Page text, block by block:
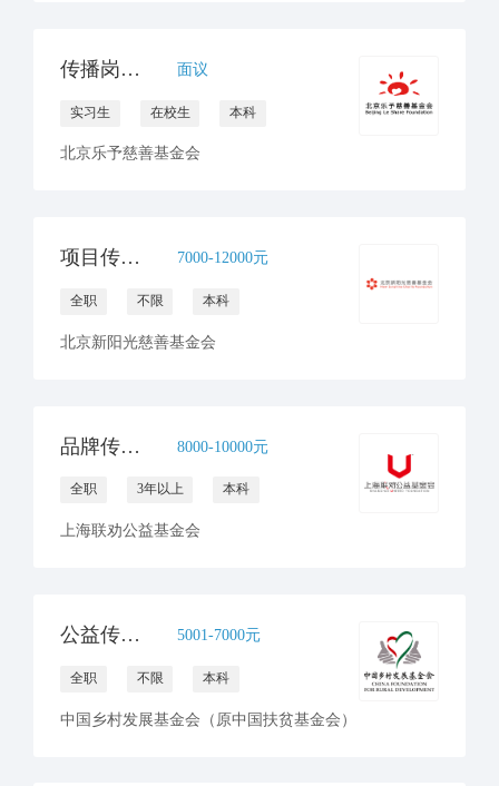
传播岗（实习）1名 面议
实习生 在校生 本科
北京乐予慈善基金会
项目传播官员（病房学校） 7000-12000元
全职 不限 本科
北京新阳光慈善基金会
品牌传播与合规文化高级专员 8000-10000元
全职 3年以上 本科
上海联劝公益基金会
公益传播岗--儿童发展项目部 5001-7000元
全职 不限 本科
中国乡村发展基金会（原中国扶贫基金会）